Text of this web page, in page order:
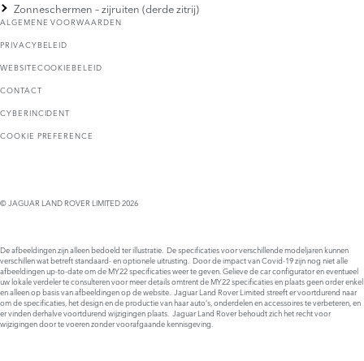
Zonneschermen – zijruiten (derde zitrij)
ALGEMENE VOORWAARDEN
PRIVACYBELEID
WEBSITECOOKIEBELEID
CONTACT
CYBERINCIDENT
COOKIE PREFERENCE
© JAGUAR LAND ROVER LIMITED 2026
De afbeeldingen zijn alleen bedoeld ter illustratie. De specificaties voor verschillende modeljaren kunnen
verschillen wat betreft standaard- en optionele uitrusting. Door de impact van Covid-19 zijn nog niet alle
afbeeldingen up-to-date om de MY22 specificaties weer te geven. Gelieve de car configurator en eventueel
uw lokale verdeler te consulteren voor meer details omtrent de MY22 specificaties en plaats geen order enkel
en alleen op basis van afbeeldingen op de website. Jaguar Land Rover Limited streeft er voortdurend naar
om de specificaties, het design en de productie van haar auto’s, onderdelen en accessoires te verbeteren, en
er vinden derhalve voortdurend wijzigingen plaats. Jaguar Land Rover behoudt zich het recht voor
wijzigingen door te voeren zonder voorafgaande kennisgeving.